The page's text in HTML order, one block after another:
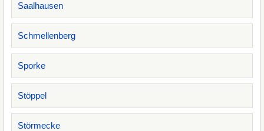
Saalhausen
Schmellenberg
Sporke
Stöppel
Störmecke